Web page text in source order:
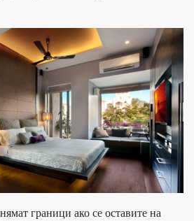
граници ако се оставите на